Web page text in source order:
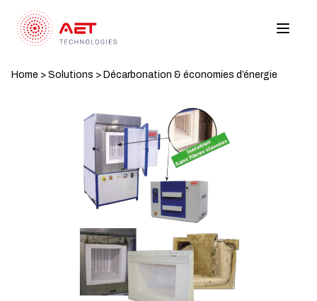
Home > Solutions > Décarbonation &​ économies d’énergie